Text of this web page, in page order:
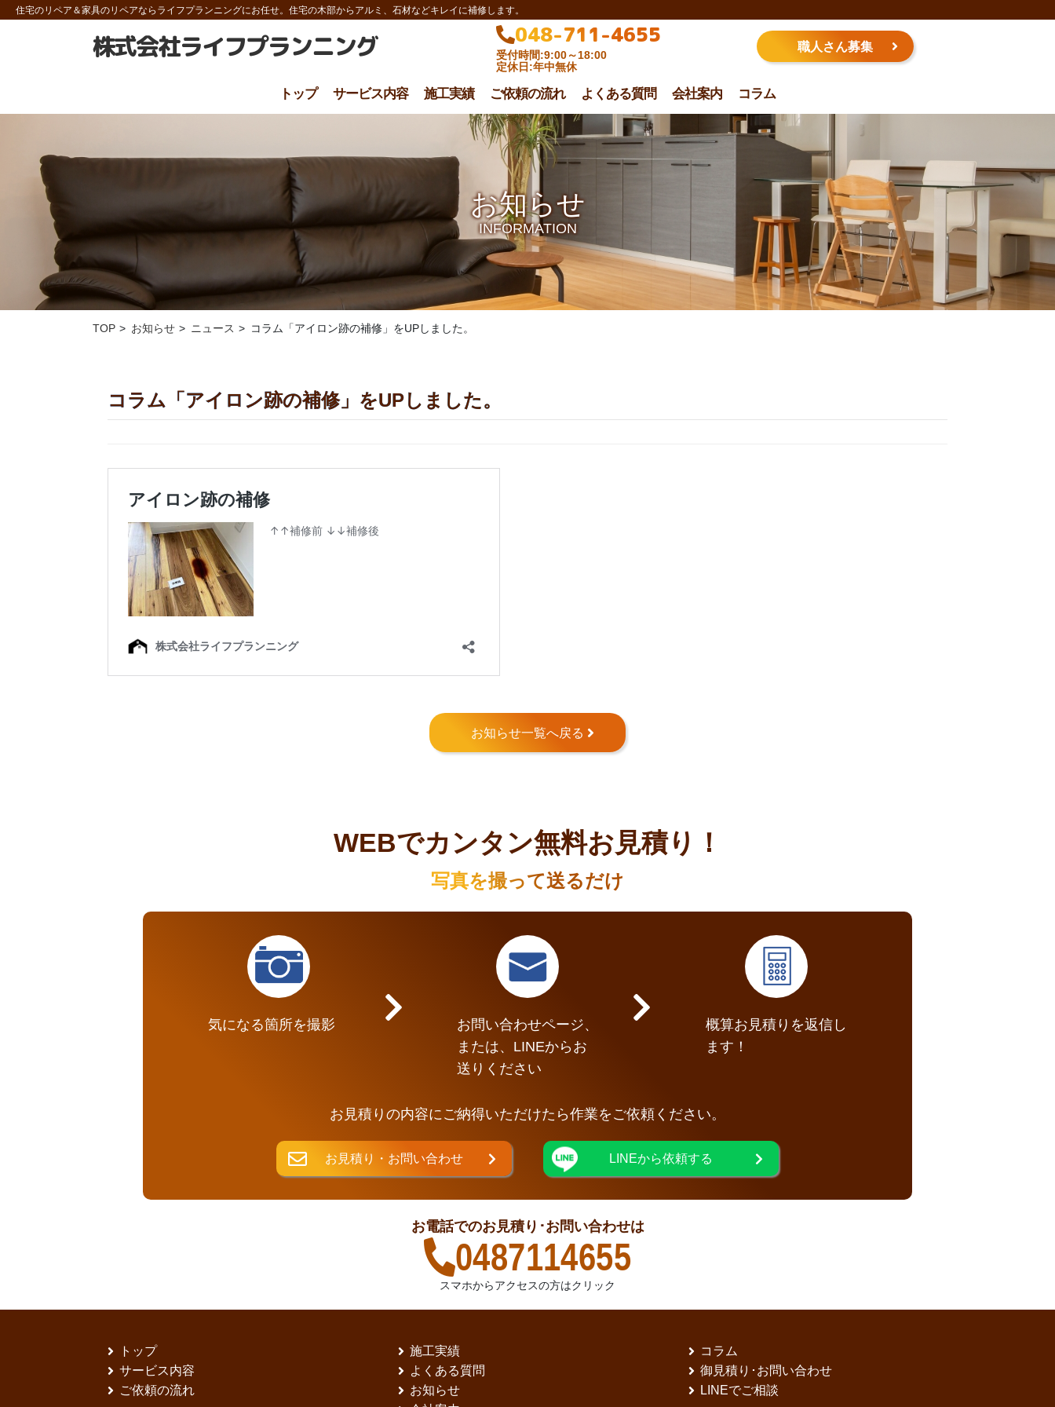
住宅のリペア＆家具のリペアならライフプランニングにお任せ。住宅の木部からアルミ、石材などキレイに補修します。
株式会社ライフプランニング 048-711-4655
受付時間:9:00～18:00
定休日:年中無休
職人さん募集
トップ サービス内容 施工実績 ご依頼の流れ よくある質問 会社案内 コラム
お知らせ
INFORMATION
TOP お知らせ ニュース コラム「アイロン跡の補修」をUPしました。
コラム「アイロン跡の補修」をUPしました。
お知らせ一覧へ戻る
WEBでカンタン無料お見積り！
写真を撮って送るだけ
気になる箇所を撮影
お問い合わせページ、
または、LINEからお
送りください
概算お見積りを返信し
ます！
お見積りの内容にご納得いただけたら作業をご依頼ください。
お見積り・お問い合わせ LINEから依頼する
お電話でのお見積り･お問い合わせは
0487114655
スマホからアクセスの方はクリック
トップ
サービス内容
ご依頼の流れ
施工実績
よくある質問
お知らせ
コラム
御見積り･お問い合わせ
LINEでご相談